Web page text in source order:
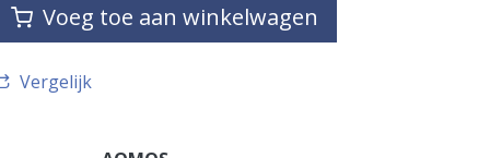
Voeg toe aan winkelwagen
Vergelijk